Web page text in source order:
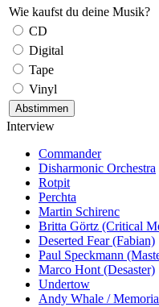
Wie kaufst du deine Musik?
CD
Digital
Tape
Vinyl
Interview
Commander
Disharmonic Orchestra
Rotpit
Perchta
Martin Schirenc
Britta Görtz (Critical
Deserted Fear (Fabian)
Paul Speckmann
Marco Hont (Desaster)
Undertow
Andy Whale /